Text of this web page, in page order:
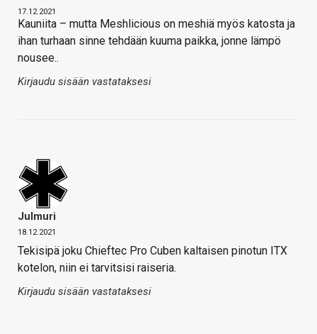
17.12.2021
Kauniita – mutta Meshlicious on meshiä myös katosta ja
ihan turhaan sinne tehdään kuuma paikka, jonne lämpö
nousee..
Kirjaudu sisään vastataksesi
Julmuri
18.12.2021
Tekisipä joku Chieftec Pro Cuben kaltaisen pinotun ITX
kotelon, niin ei tarvitsisi raiseria.
Kirjaudu sisään vastataksesi